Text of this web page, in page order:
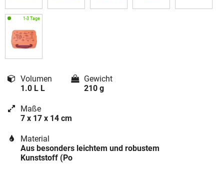
Volumen
1.0 L L
Gewicht
210 g
Maße
7 x 17 x 14 cm
Material
Aus besonders leichtem und robustem
Kunststoff (Po